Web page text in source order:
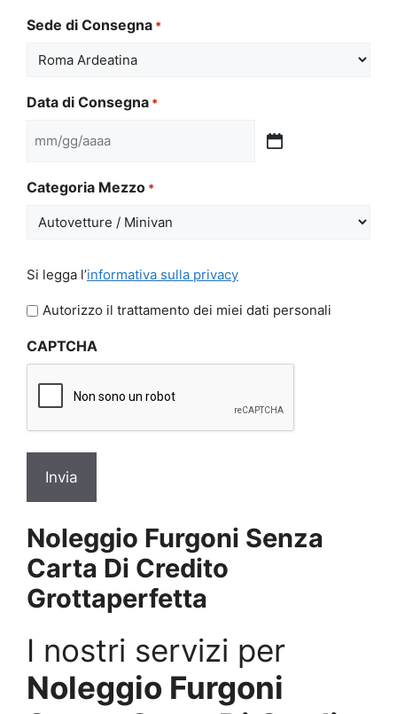
GG
slash
Sede di Consegna *
Data di Consegna *
MM
GG
slash
Categoria Mezzo *
legga
l'informativa
privacy
Si legga l’informativa sulla privacy
Autorizzo il trattamento dei miei dati personali
CAPTCHA
Noleggio Furgoni Senza
Carta Di Credito
Grottaperfetta
I nostri servizi per
Noleggio Furgoni